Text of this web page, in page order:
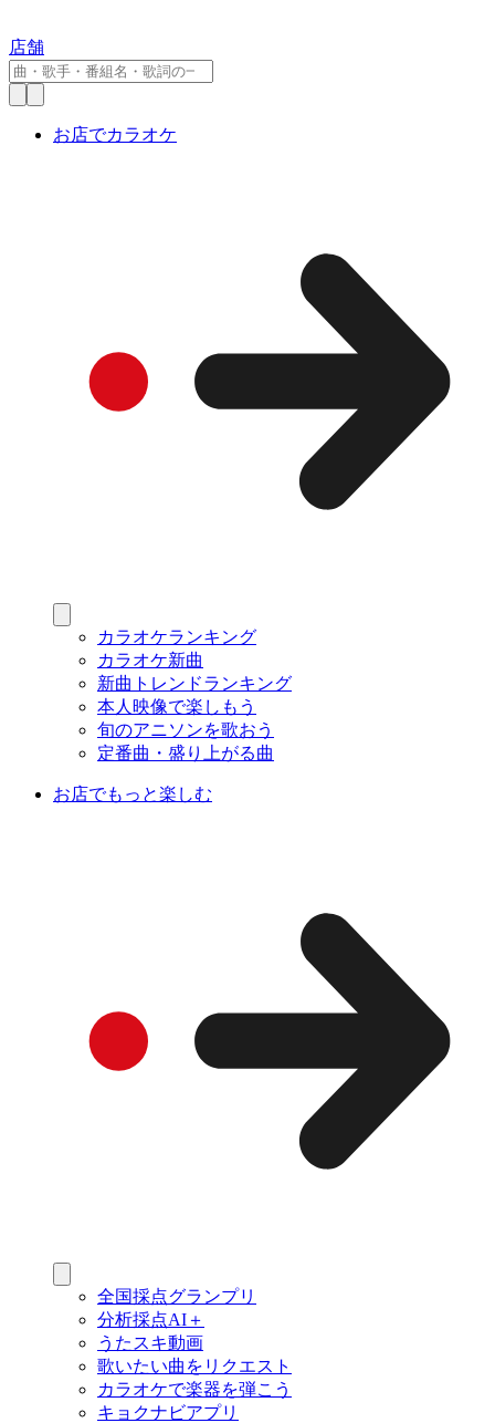
店舗
お店でカラオケ
カラオケランキング
カラオケ新曲
新曲トレンドランキング
本人映像で楽しもう
旬のアニソンを歌おう
定番曲・盛り上がる曲
お店でもっと楽しむ
全国採点グランプリ
分析採点AI＋
うたスキ動画
歌いたい曲をリクエスト
カラオケで楽器を弾こう
キョクナビアプリ